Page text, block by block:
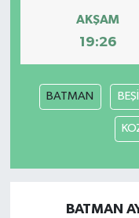
AKŞAM
19:26
BATMAN
BATMAN